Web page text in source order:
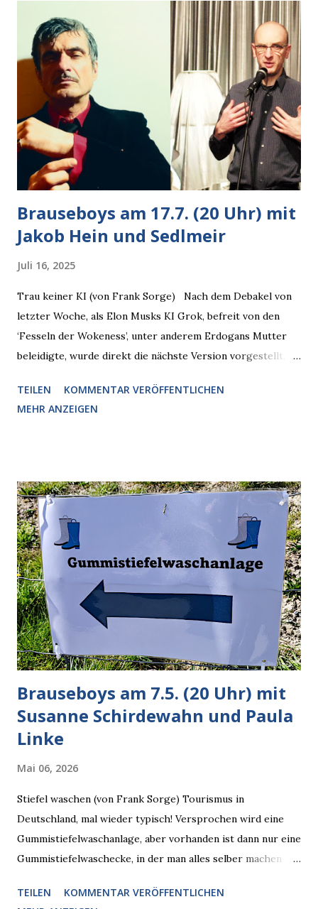
Krähe und ihn an, er die Krähe und mich, wir lächelten
gleichzeitig amüsiert. “Vorsicht!”, sagte ich zu ihm, “im
Wedding muss man immer aufpassen!” “Mach ich!”,
bestätigte der freundliche Nachbar, "Hab alles im Blick!”
Wir fixierten die ertappte Krähe, die sich zurückzog.
Heute ging sie leer aus, Abspann, Ende. Die Brauseboys am
Donnerstag, 4.6. (20 Uhr) Mit Mareike Barmeyer , Jobinski
und Bjarne Haus der Sinne (Ystader St...
Brauseboys am 17.7. (20 Uhr) mit
Jakob Hein und Sedlmeir
Juli 16, 2025
Trau keiner KI (von Frank Sorge) Nach dem Debakel von
letzter Woche, als Elon Musks KI Grok, befreit von den
‘Fesseln der Wokeness’, unter anderem Erdogans Mutter
beleidigte, wurde direkt die nächste Version vorgestellt,
radikalisierte, weil sie ohnehin kurz vor dem Austausch
stand. Das ist sogar recht logisch, aber nicht, um den
unauffälliger machen muss, damit die KI rechtslastig
argumentiert. So wird jetzt berichtet, dass der neue Grok
bei diversen Anfragen zu kontroversen Themen auf dem
Weg zu einer Antwort erst einmal Elons eigene Sicht der
Dinge auf Twitter abfragen und entscheidend relevant
verarbeiten muss. Das ist lächerlich und gefährlich
zugleich. Denn eine Information fehlt noch, Grok soll
künftig in den US-amerikanischen Behörden mitarbeiten,
zuvord...
TEILEN
KOMMENTAR VERÖFFENTLICHEN
MEHR ANZEIGEN
Brauseboys am 7.5. (20 Uhr) mit
Susanne Schirdewahn und Paula
Linke
Mai 06, 2026
Stiefel waschen (von Frank Sorge) Tourismus in
Deutschland, mal wieder typisch! Versprochen wird eine
Gummistiefelwaschanlage, aber vorhanden ist dann nur eine
Gummistiefelwaschecke, in der man alles selber machen
Susanne Schirdewahn und Paula Linke Haus der Sinne
TEILEN
KOMMENTAR VERÖFFENTLICHEN